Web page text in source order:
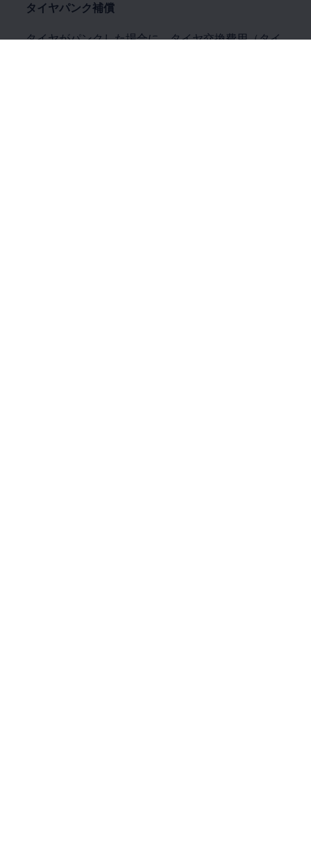
タイヤパンク補償
タイヤがパンクした場合に、タイヤ交換費用（タイ